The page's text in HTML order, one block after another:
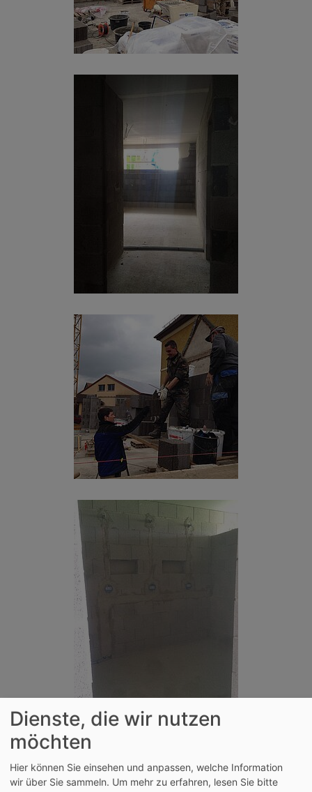
Dienste, die wir nutzen
möchten
Hier können Sie einsehen und anpassen, welche Information
wir über Sie sammeln. Um mehr zu erfahren, lesen Sie bitte